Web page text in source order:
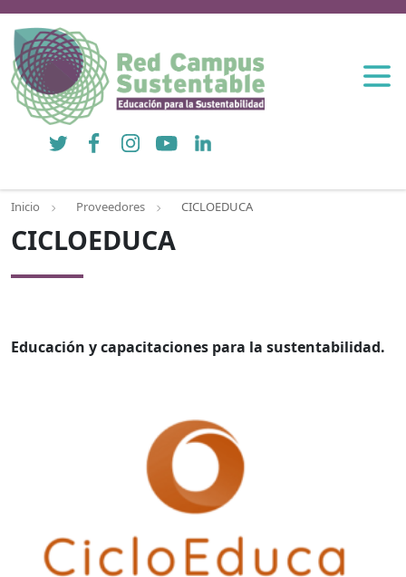
Twitter FacebookInstagramYouTubeLinkedIn
Inicio Proveedores CICLOEDUCA
CICLOEDUCA
Educación y capacitaciones para la sustentabilidad.